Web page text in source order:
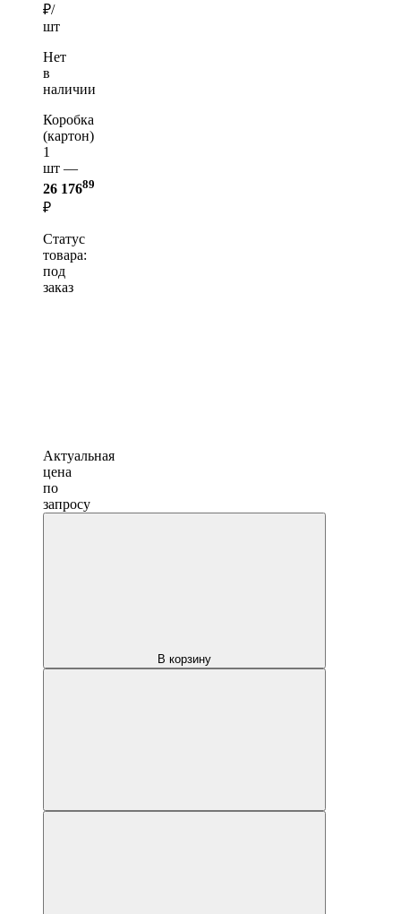
₽/
шт
Нет
в
наличии
Коробка
(картон)
1
шт —
26 17689
₽
Статус
товара:
под
заказ
Актуальная
цена
по
запросу
В корзину